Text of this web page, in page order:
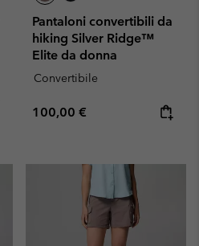
Pantaloni convertibili da
hiking Silver Ridge™
Elite da donna
Convertibile
Regular price:
100,00 €